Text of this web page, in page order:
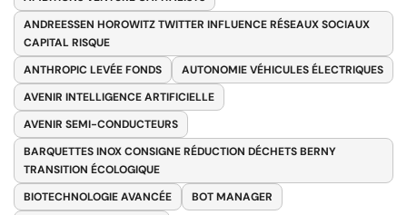
ANDREESSEN HOROWITZ TWITTER INFLUENCE RÉSEAUX SOCIAUX
CAPITAL RISQUE
ANTHROPIC LEVÉE FONDS
AUTONOMIE VÉHICULES ÉLECTRIQUES
AVENIR INTELLIGENCE ARTIFICIELLE
AVENIR SEMI-CONDUCTEURS
BARQUETTES INOX CONSIGNE RÉDUCTION DÉCHETS BERNY
TRANSITION ÉCOLOGIQUE
BIOTECHNOLOGIE AVANCÉE
BOT MANAGER